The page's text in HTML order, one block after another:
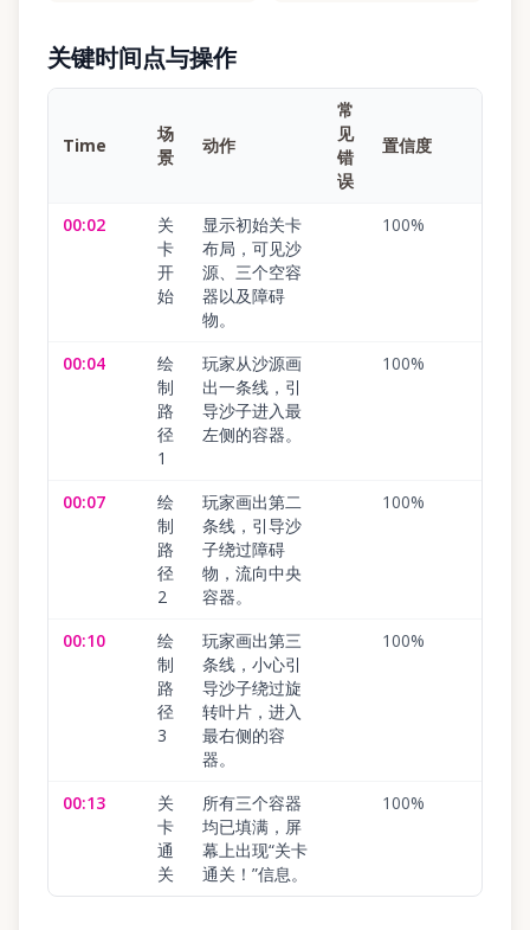
关键时间点与操作
Time
场
景
动作
常
见
错
误
置信度
00:02
关
卡
开
始
显示初始关卡
布局，可见沙
源、三个空容
器以及障碍
物。
100%
00:04
绘
制
路
径
1
玩家从沙源画
出一条线，引
导沙子进入最
左侧的容器。
100%
00:07
绘
制
路
径
2
玩家画出第二
条线，引导沙
子绕过障碍
物，流向中央
容器。
100%
00:10
绘
制
路
径
3
玩家画出第三
条线，小心引
导沙子绕过旋
转叶片，进入
最右侧的容
器。
100%
00:13
关
卡
通
关
所有三个容器
均已填满，屏
幕上出现“关卡
通关！”信息。
100%